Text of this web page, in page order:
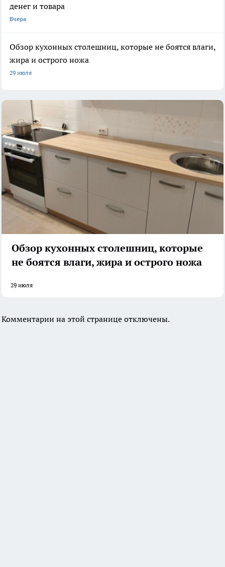
денег и товара
Вчера
Обзор кухонных столешниц, которые не боятся влаги,
жира и острого ножа
29 июля
Обзор кухонных столешниц, которые
не боятся влаги, жира и острого ножа
29 июля
Комментарии на этой странице отключены.